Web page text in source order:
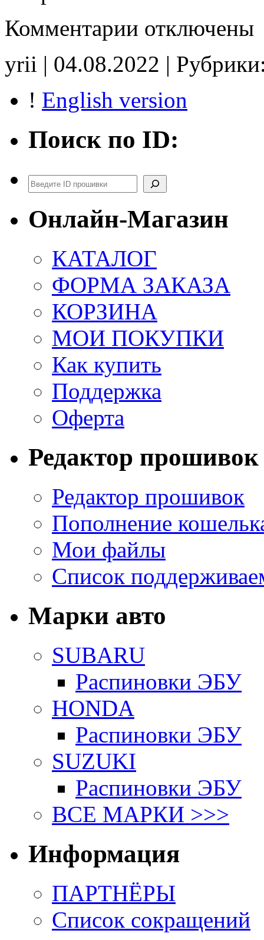
Комментарии записи
64x-
21R2-
80KW-
TSG330
noCHK
отключены
yrii | 04.08.2022 |
! English version
Поиск по ID:
Поиск
Онлайн-Магазин
КАТАЛОГ
ФОРМА ЗАКАЗА
КОРЗИНА
МОИ ПОКУПКИ
Как купить
Поддержка
Оферта
Редактор прошивок
Редактор прошивок
Пополнение
Мои файлы
Список
Марки авто
SUBARU
Распиновки ЭБУ
HONDA
Распиновки ЭБУ
SUZUKI
Распиновки ЭБУ
ВСЕ МАРКИ >>>
Информация
ПАРТНЁРЫ
Список сокращений